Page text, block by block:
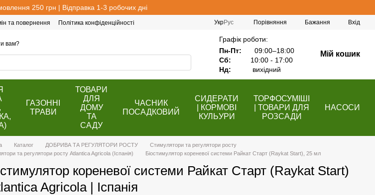
250 грн | Відправка 1-3 робочих дні
та повернення
Політика конфіденційності
УкрРус Порівняння Бажання Вхід
вам?
Графік роботи:
Пн-Пт:
09:00–18:00
Сб:
10:00 - 17:00
Нд:
вихідний
Мій кошик
ГАЗОННІ
ТРАВИ
ТОВАРИ
ДЛЯ
ДОМУ
ТА
САДУ
ЧАСНИК
ПОСАДКОВИЙ
СИДЕРАТИ
| КОРМОВІ
КУЛЬУРИ
ТОРФОСУМІШІ
| ТОВАРИ ДЛЯ
РОЗСАДИ
НАСОСИ
Каталог ДОБРИВА ТА РЕГУЛЯТОРИ РОСТУ
Стимулятори та регулятори росту
та регулятори росту Atlantica Agricola (Іспанія)
Біостимулятор кореневої системи Райкат Старт (Raykat Start), 25 мл
кореневої системи Райкат Старт (Raykat Start)
Agricola | Іспанія